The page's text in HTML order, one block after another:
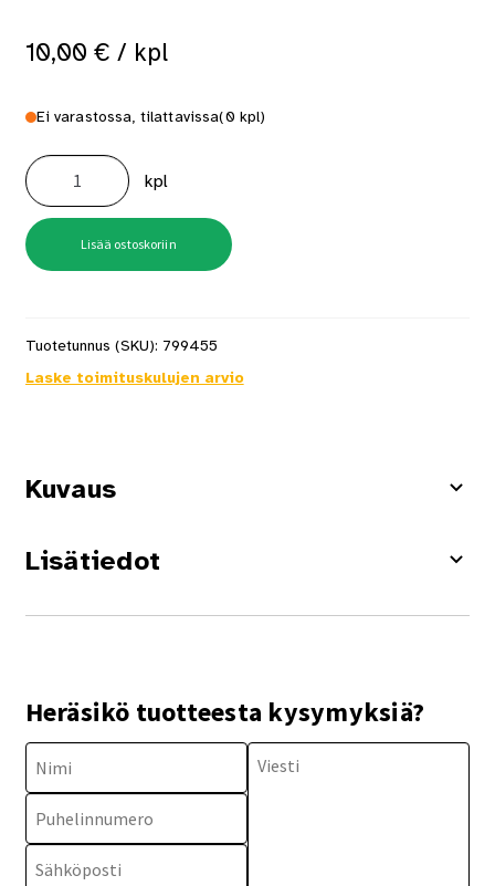
10,00 € / kpl
Ei varastossa, tilattavissa(0 kpl)
SMEDBO
WC-
HARJA
POSL/KRO
FK311P
POSLIINI/KROMI
määrä
kpl
Lisää ostoskoriin
Tuotetunnus (SKU): 799455
Laske toimituskulujen arvio
Kuvaus
Lisätiedot
Heräsikö tuotteesta kysymyksiä?